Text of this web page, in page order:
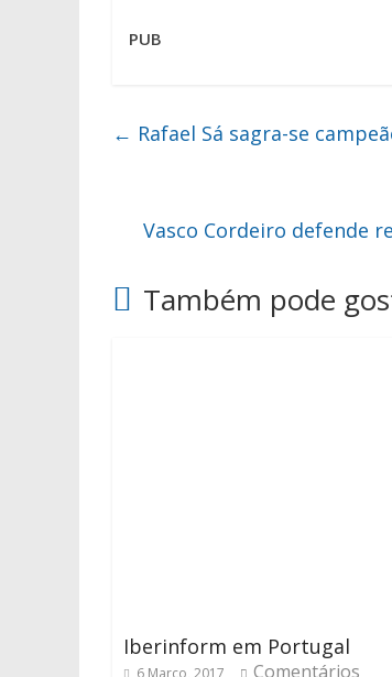
PUB
← Rafael Sá sagra-se
Vasco Cordeiro defende
Também pode
Iberinform em Portugal
6 Março, 2017
Comentários